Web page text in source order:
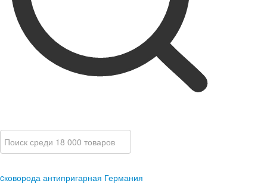
cковорода антипригарная Германия